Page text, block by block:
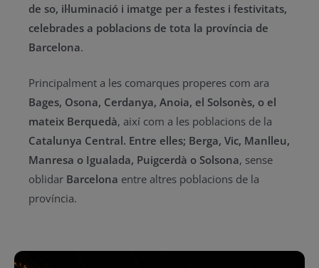
de so, il·luminació i imatge per a festes i festivitats,
celebrades a poblacions de tota la província de
Barcelona.
Principalment a les comarques properes com ara
Bages, Osona, Cerdanya, Anoia, el Solsonès, o el
mateix Berquedà, així com a les poblacions de la
Catalunya Central. Entre elles; Berga, Vic, Manlleu,
Manresa o Igualada, Puigcerdà o Solsona, sense
oblidar Barcelona entre altres poblacions de la
província.